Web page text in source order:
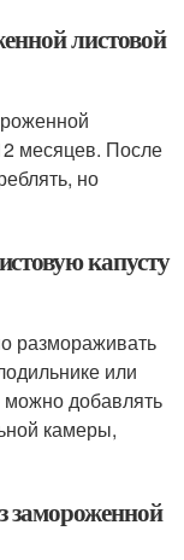
листовой
месяцев. После
но
капусту
размораживать
или
можно добавлять
камеры,
замороженной